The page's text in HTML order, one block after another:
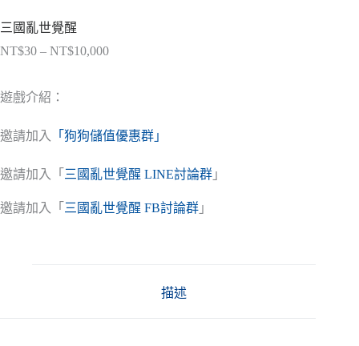
三國亂世覺醒
NT$30 – NT$10,000價
NT$30
到
遊戲介紹：
邀請加入 「狗狗儲值優惠群」
邀請加入「 三國亂世覺醒 LINE討論群 」
邀請加入「 三國亂世覺醒 FB討論群 」
描述